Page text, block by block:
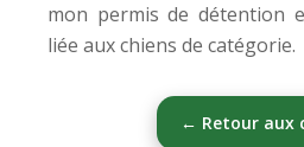
mon permis de détention
liée aux chiens de catégorie.
← Retour aux